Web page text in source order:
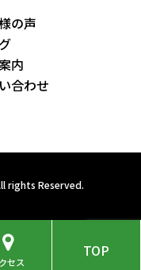
の声
内
合わせ
rights Reserved.
セス
TOP